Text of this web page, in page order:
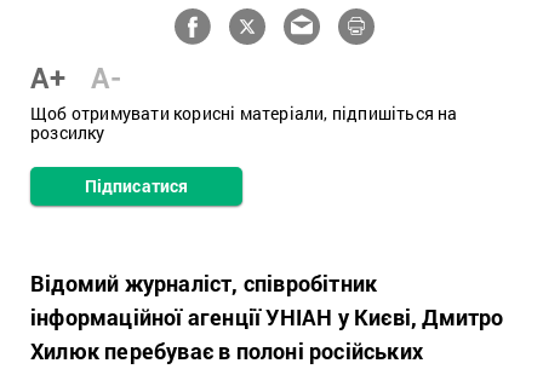
A+ A-
Щоб отримувати корисні матеріали, підпишіться на
розсилку
Підписатися
Відомий журналіст, співробітник
інформаційної агенції УНІАН у Києві, Дмитро
Хилюк перебуває в полоні російських